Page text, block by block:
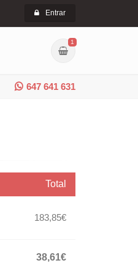
Entrar
1
647 641 631
Total
183,85€
38,61€